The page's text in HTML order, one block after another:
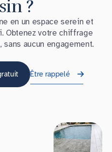
?
en un espace serein et
Obtenez votre chiffrage
aucun engagement.
Être rappelé